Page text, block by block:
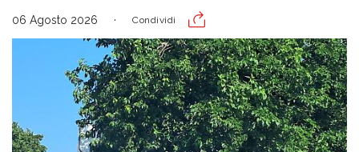
06 Agosto 2026 Condividi